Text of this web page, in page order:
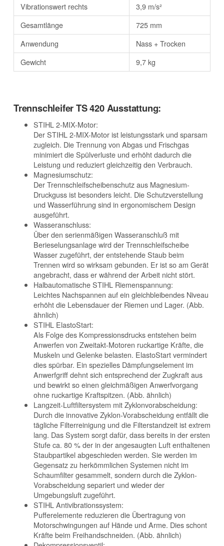
Vibrationswert rechts
3,9 m/s²
Gesamtlänge
725 mm
Anwendung
Nass + Trocken
Gewicht
9,7 kg
Trennschleifer TS 420 Ausstattung:
STIHL 2-MIX-Motor:
Der STIHL 2-MIX-Motor ist leistungsstark und sparsam
zugleich. Die Trennung von Abgas und Frischgas
minimiert die Spülverluste und erhöht dadurch die
Leistung und reduziert gleichzeitig den Verbrauch.
Magnesiumschutz:
Der Trennschleifscheibenschutz aus Magnesium-
Druckguss ist besonders leicht. Die Schutzverstellung
und Wasserführung sind in ergonomischem Design
ausgeführt.
Wasseranschluss:
Über den serienmäßigen Wasseranschluß mit
Berieselungsanlage wird der Trennschleifscheibe
Wasser zugeführt, der entstehende Staub beim
Trennen wird so wirksam gebunden. Er ist so am Gerät
angebracht, dass er während der Arbeit nicht stört.
Halbautomatische STIHL Riemenspannung:
Leichtes Nachspannen auf ein gleichbleibendes Niveau
erhöht die Lebensdauer der Riemen und Lager. (Abb.
ähnlich)
STIHL ElastoStart:
Als Folge des Kompressionsdrucks entstehen beim
Anwerfen von Zweitakt-Motoren ruckartige Kräfte, die
Muskeln und Gelenke belasten. ElastoStart vermindert
dies spürbar. Ein spezielles Dämpfungselement im
Anwerfgriff dehnt sich entsprechend der Zugkraft aus
und bewirkt so einen gleichmäßigen Anwerfvorgang
ohne ruckartige Kraftspitzen. (Abb. ähnlich)
Langzeit-Luftfiltersystem mit Zyklonvorabscheidung:
Durch die innovative Zyklon-Vorabscheidung entfällt die
tägliche Filterreinigung und die Filterstandzeit ist extrem
lang. Das System sorgt dafür, dass bereits in der ersten
Stufe ca. 80 % der in der angesaugten Luft enthaltenen
Staubpartikel abgeschieden werden. Sie werden im
Gegensatz zu herkömmlichen Systemen nicht im
Schaumfilter gesammelt, sondern durch die Zyklon-
Vorabscheidung separiert und wieder der
Umgebungsluft zugeführt.
STIHL Antivibrationssystem:
Pufferelemente reduzieren die Übertragung von
Motorschwingungen auf Hände und Arme. Dies schont
Kräfte beim Freihandschneiden. (Abb. ähnlich)